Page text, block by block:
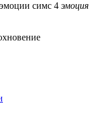
эмоции симс 4 эмоция